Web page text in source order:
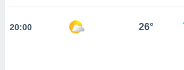
no
um perfil
20:00 26°